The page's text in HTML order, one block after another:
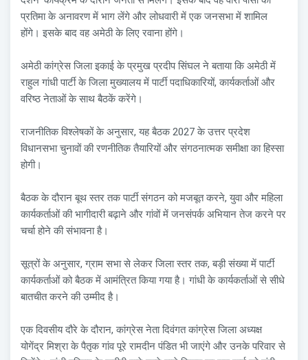
प्रतिमा के अनावरण में भाग लेंगे और लोधवारी में एक जनसभा में शामिल
होंगे। इसके बाद वह अमेठी के लिए रवाना होंगे।
अमेठी कांग्रेस जिला इकाई के प्रमुख प्रदीप सिंघल ने बताया कि अमेठी में
राहुल गांधी पार्टी के जिला मुख्यालय में पार्टी पदाधिकारियों, कार्यकर्ताओं और
वरिष्ठ नेताओं के साथ बैठकें करेंगे।
राजनीतिक विश्लेषकों के अनुसार, यह बैठक 2027 के उत्तर प्रदेश
विधानसभा चुनावों की रणनीतिक तैयारियों और संगठनात्मक समीक्षा का हिस्सा
होगी।
बैठक के दौरान बूथ स्तर तक पार्टी संगठन को मजबूत करने, युवा और महिला
कार्यकर्ताओं की भागीदारी बढ़ाने और गांवों में जनसंपर्क अभियान तेज करने पर
चर्चा होने की संभावना है।
सूत्रों के अनुसार, ग्राम सभा से लेकर जिला स्तर तक, बड़ी संख्या में पार्टी
कार्यकर्ताओं को बैठक में आमंत्रित किया गया है। गांधी के कार्यकर्ताओं से सीधे
बातचीत करने की उम्मीद है।
एक दिवसीय दौरे के दौरान, कांग्रेस नेता दिवंगत कांग्रेस जिला अध्यक्ष
योगेंद्र मिश्रा के पैतृक गांव पूरे रामदीन पंडित भी जाएंगे और उनके परिवार से